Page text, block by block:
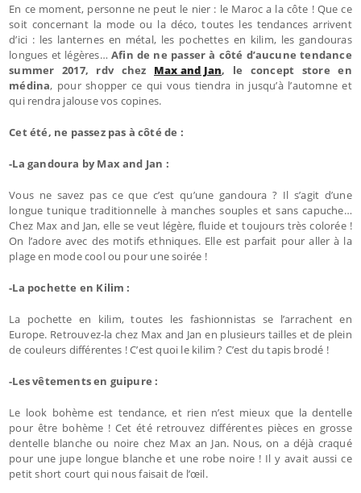
En ce moment, personne ne peut le nier : le Maroc a la côte ! Que ce
soit concernant la mode ou la déco, toutes les tendances arrivent
d’ici : les lanternes en métal, les pochettes en kilim, les gandouras
longues et légères… Afin de ne passer à côté d’aucune tendance
summer 2017, rdv chez Max and Jan, le concept store en
médina, pour shopper ce qui vous tiendra in jusqu’à l’automne et
qui rendra jalouse vos copines.
Cet été, ne passez pas à côté de :
-La gandoura by Max and Jan :
Vous ne savez pas ce que c’est qu’une gandoura ? Il s’agit d’une
longue tunique traditionnelle à manches souples et sans capuche…
Chez Max and Jan, elle se veut légère, fluide et toujours très colorée !
On l’adore avec des motifs ethniques. Elle est parfait pour aller à la
plage en mode cool ou pour une soirée !
-La pochette en Kilim :
La pochette en kilim, toutes les fashionnistas se l’arrachent en
Europe. Retrouvez-la chez Max and Jan en plusieurs tailles et de plein
de couleurs différentes ! C’est quoi le kilim ? C’est du tapis brodé !
-Les vêtements en guipure :
Le look bohème est tendance, et rien n’est mieux que la dentelle
pour être bohème ! Cet été retrouvez différentes pièces en grosse
dentelle blanche ou noire chez Max an Jan. Nous, on a déjà craqué
pour une jupe longue blanche et une robe noire ! Il y avait aussi ce
petit short court qui nous faisait de l’œil.